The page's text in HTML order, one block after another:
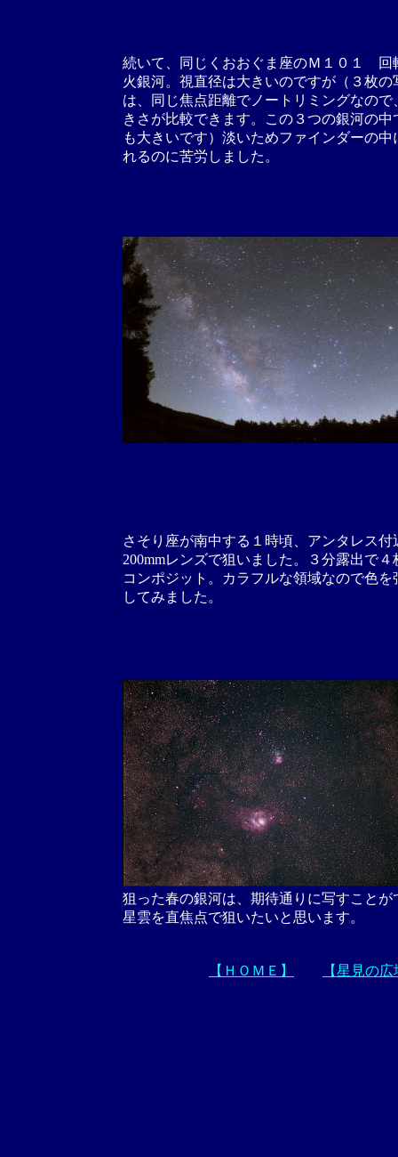
続いて、同じくおおぐま座のＭ１０１ 回
火銀河。視直径は大きいのですが（３枚の
は、同じ焦点距離でノートリミングなので
きさが比較できます。この３つの銀河の中
も大きいです）淡いためファインダーの中
れるのに苦労しました。
さそり座が南中する１時頃、アンタレス付
200mmレンズで狙いました。３分露出で４
コンポジット。カラフルな領域なので色を
してみました。
狙った春の銀河は、期待通りに写すこと
星雲を直焦点で狙いたいと思います。
【ＨＯＭＥ】 【星見の